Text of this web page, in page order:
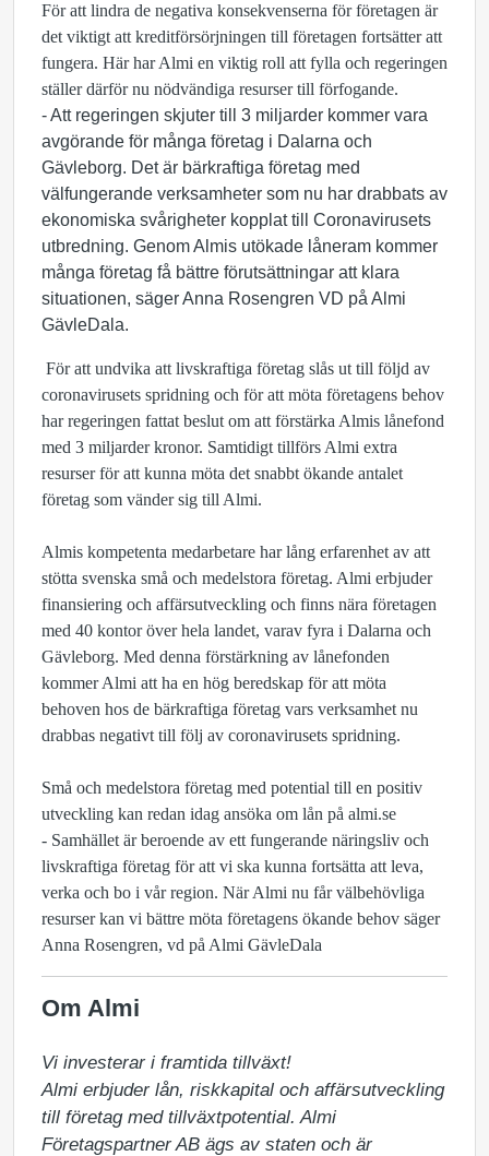
För att lindra de negativa konsekvenserna för företagen är
det viktigt att kreditförsörjningen till företagen fortsätter att
fungera. Här har Almi en viktig roll att fylla och regeringen
ställer därför nu nödvändiga resurser till förfogande.
- Att regeringen skjuter till 3 miljarder kommer vara
avgörande för många företag i Dalarna och
Gävleborg. Det är bärkraftiga företag med
välfungerande verksamheter som nu har drabbats av
ekonomiska svårigheter kopplat till Coronavirusets
utbredning. Genom Almis utökade låneram kommer
många företag få bättre förutsättningar att klara
situationen, säger Anna Rosengren VD på Almi
GävleDala.
För att undvika att livskraftiga företag slås ut till följd av
coronavirusets spridning och för att möta företagens behov
har regeringen fattat beslut om att förstärka Almis lånefond
med 3 miljarder kronor. Samtidigt tillförs Almi extra
resurser för att kunna möta det snabbt ökande antalet
företag som vänder sig till Almi.
Almis kompetenta medarbetare har lång erfarenhet av att
stötta svenska små och medelstora företag. Almi erbjuder
finansiering och affärsutveckling och finns nära företagen
med 40 kontor över hela landet, varav fyra i Dalarna och
Gävleborg. Med denna förstärkning av lånefonden
kommer Almi att ha en hög beredskap för att möta
behoven hos de bärkraftiga företag vars verksamhet nu
drabbas negativt till följ av coronavirusets spridning.
Små och medelstora företag med potential till en positiv
utveckling kan redan idag ansöka om lån på almi.se
- Samhället är beroende av ett fungerande näringsliv och
livskraftiga företag för att vi ska kunna fortsätta att leva,
verka och bo i vår region. När Almi nu får välbehövliga
resurser kan vi bättre möta företagens ökande behov säger
Anna Rosengren, vd på Almi GävleDala
Om Almi
Vi investerar i framtida tillväxt!
Almi erbjuder lån, riskkapital och affärsutveckling
till företag med tillväxtpotential. Almi
Företagspartner AB ägs av staten och är